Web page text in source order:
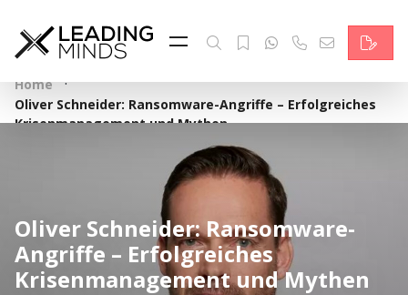
Feed & News
Reading Minds
Themen
Services
Wer wir sind
Kontakt
Home ·
Oliver Schneider: Ransomware-Angriffe – Erfolgreiches
Krisenmanagement und Mythen
Oliver Schneider: Ransomware-
Angriffe – Erfolgreiches
Krisenmanagement und Mythen